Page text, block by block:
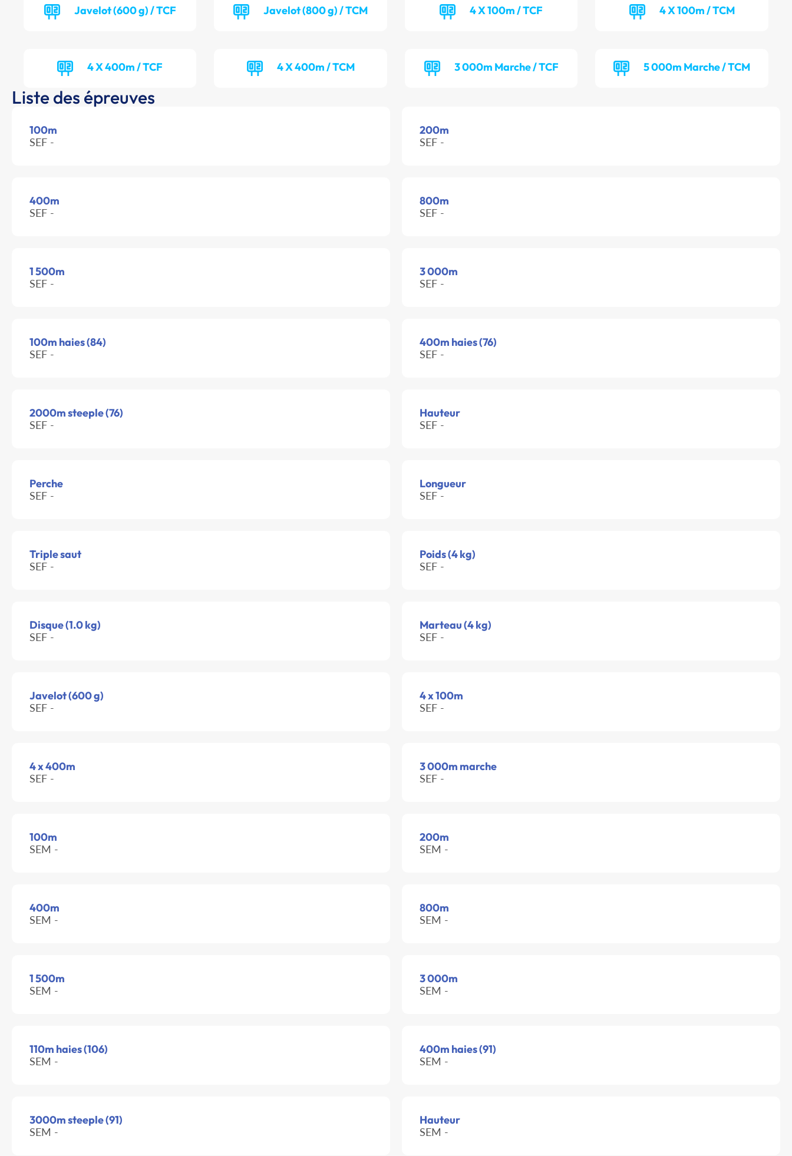
Javelot (600 g) / TCF Javelot (800 g) / TCM 4 X 100m / TCF 4 X 100m / TCM
4 X 400m / TCF 4 X 400m / TCM 3 000m Marche / TCF 5 000m Marche / TCM
Liste des épreuves
100m
SEF -
200m
SEF -
400m
SEF -
800m
SEF -
1 500m
SEF -
3 000m
SEF -
100m haies (84)
SEF -
400m haies (76)
SEF -
2000m steeple (76)
SEF -
Hauteur
SEF -
Perche
SEF -
Longueur
SEF -
Triple saut
SEF -
Poids (4 kg)
SEF -
Disque (1.0 kg)
SEF -
Marteau (4 kg)
SEF -
Javelot (600 g)
SEF -
4 x 100m
SEF -
4 x 400m
SEF -
3 000m marche
SEF -
100m
SEM -
200m
SEM -
400m
SEM -
800m
SEM -
1 500m
SEM -
3 000m
SEM -
110m haies (106)
SEM -
400m haies (91)
SEM -
3000m steeple (91)
SEM -
Hauteur
SEM -